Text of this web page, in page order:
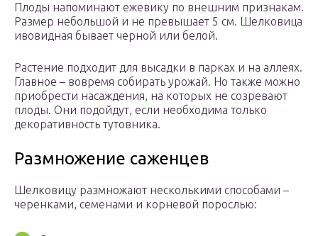
Плоды напоминают ежевику по внешним признакам.
Размер небольшой и не превышает 5 см. Шелковица
ивовидная бывает черной или белой.
Растение подходит для высадки в парках и на аллеях.
Главное – вовремя собирать урожай. Но также можно
приобрести насаждения, на которых не созревают
плоды. Они подойдут, если необходима только
декоративность тутовника.
Размножение саженцев
Шелковицу размножают несколькими способами –
черенками, семенами и корневой порослью: